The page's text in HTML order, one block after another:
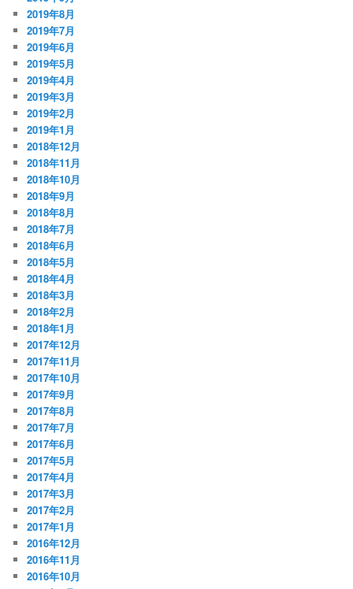
2019年8月
2019年7月
2019年6月
2019年5月
2019年4月
2019年3月
2019年2月
2019年1月
2018年12月
2018年11月
2018年10月
2018年9月
2018年8月
2018年7月
2018年6月
2018年5月
2018年4月
2018年3月
2018年2月
2018年1月
2017年12月
2017年11月
2017年10月
2017年9月
2017年8月
2017年7月
2017年6月
2017年5月
2017年4月
2017年3月
2017年2月
2017年1月
2016年12月
2016年11月
2016年10月